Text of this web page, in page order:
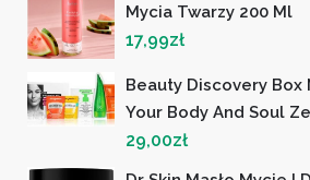
Mycia Twarzy 200 Ml
17,99zł
Beauty Discovery Box
Your Body And Soul
29,00zł